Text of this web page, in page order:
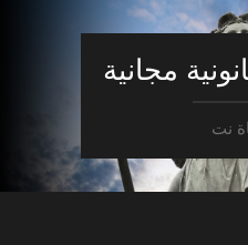
مجانية
نت